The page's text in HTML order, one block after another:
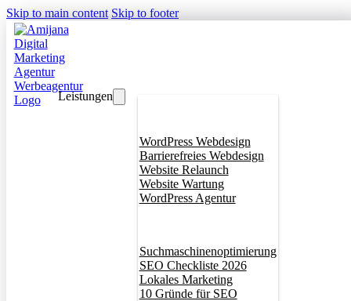
Skip to main content Skip to footer
Leistungen
WordPress Webdesign
Barrierefreies Webdesign
Website Relaunch
Website Wartung
WordPress Agentur
Suchmaschinenoptimierung
SEO Checkliste 2026
Lokales Marketing
10 Gründe für SEO